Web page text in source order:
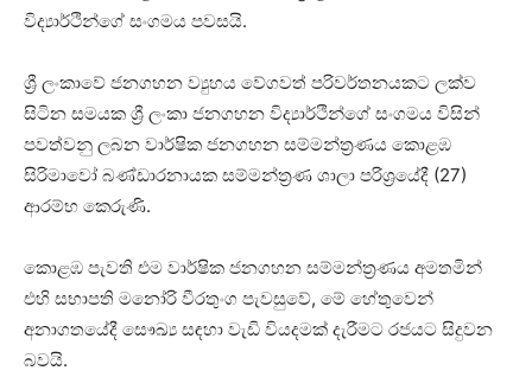
විද්‍යාර්ථින්ගේ සංගමය පවසයි.
ශ්‍රී ලංකාවේ ජනගහන ව්‍යුහය වේගවත් පරිවර්තනයකට ලක්ව
සිටින සමයක ශ්‍රී ලංකා ජනගහන විද්‍යාර්ථින්ගේ සංගමය විසින්
පවත්වනු ලබන වාර්ෂික ජනගහන සම්මන්ත්‍රණය කොළඹ
සිරිමාවෝ බණ්ඩාරනායක සම්මන්ත්‍රණ ශාලා පරිශ්‍රයේදී (27)
ආරම්භ කෙරුණි.
කොළඹ පැවති එම වාර්ෂික ජනගහන සම්මන්ත්‍රණය අමතමින්
එහි සභාපති මනෝරි වීරතුංග පැවසුවේ, මේ හේතුවෙන්
අනාගතයේදී සෞඛ්‍ය සඳහා වැඩි වියදමක් දැරීමට රජයට සිදුවන
බවයි.